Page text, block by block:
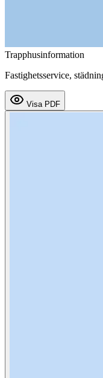
Trapphusinformation
Fastighetsservice,
Visa PDF